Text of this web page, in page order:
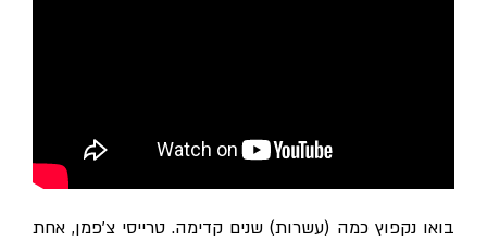
בואו נקפוץ כמה (עשרות) שנים קדימה. טרייסי צ'פמן, אחת